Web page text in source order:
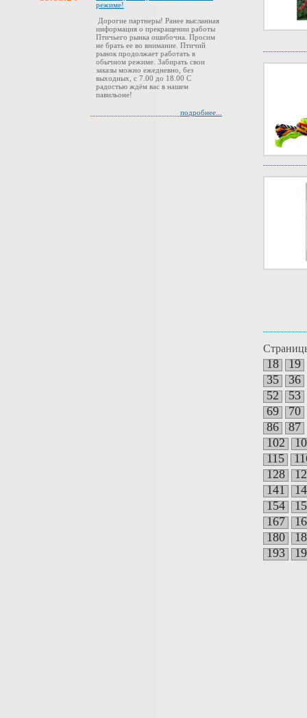
18
19
35
36
52
53
69
70
86
87
102
115
128
141
154
167
180
193
режиме!
Дорогие партнеры! Ранее высланная
информация о прекращении работы
Птичьего рынка ошибочна. Просим
не брать ее во внимание. Птичий
рынок продолжает работать в
обычном режиме. Забирать свои
заказы можно ежедневно, без
выходных, с 7.00 до 18.00 С
радостью ждём вас в нашем
павильоне!
подробнее...